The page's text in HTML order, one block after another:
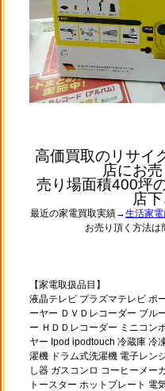
高価買取のリサイ
店にお売
売り場面積400坪
店下
最近の家電買取実績→生活家電
お売り頂く方法は
【家電取扱品目】
液晶テレビ プラズマテレビ ポ
ーヤー ＤＶＤレコーダー ブル
ー ＨＤＤレコーダー ミニコン
ヤー Ipod ipodtouch 冷蔵庫 冷
濯機 ドラム式洗濯機 電子レン
し器 ガスコンロ コーヒーメー
トースター ホットプレート 電